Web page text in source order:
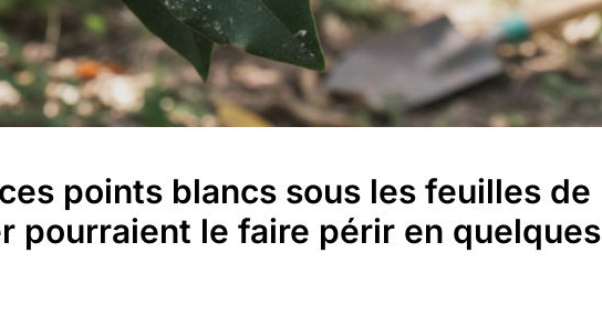
points blancs sous les feuilles de
pourraient le faire périr en quelques